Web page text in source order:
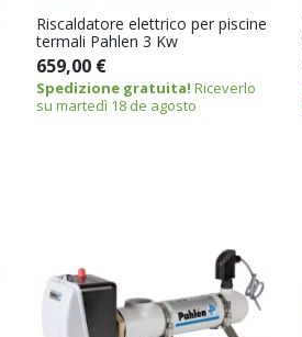
Riscaldatore elettrico per piscine
termali Pahlen 3 Kw
659,00 €
Spedizione gratuita! Riceverlo
su martedì 18 de agosto